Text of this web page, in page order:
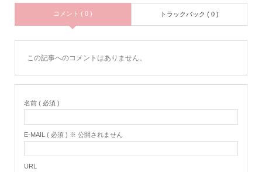
コメント ( 0 ) トラックバック ( 0 )
この記事へのコメントはありません。
名前 ( 必須 )
E-MAIL ( 必須 ) ※ 公開されません
URL